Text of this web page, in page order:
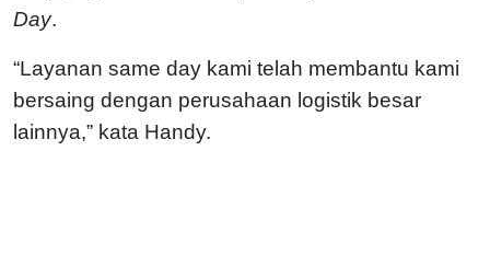
Day.
“Layanan same day kami telah membantu kami
bersaing dengan perusahaan logistik besar
lainnya,” kata Handy.